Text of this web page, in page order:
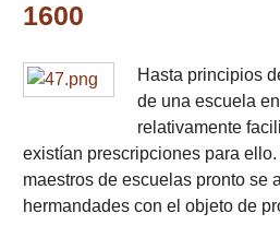
1600
Hasta principios
de una escuela
relativamente
existían prescripciones para
maestros de escuelas pronto se
hermandades con el objeto de